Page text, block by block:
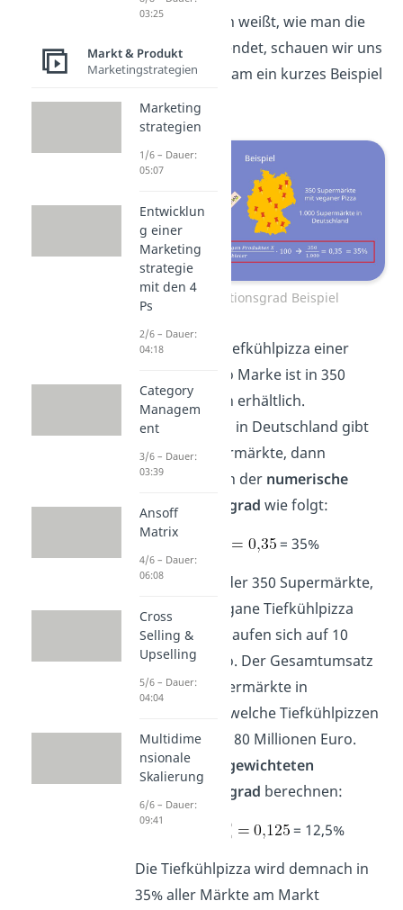
Damit du auch weißt, wie man die
Formeln anwendet, schauen wir uns
noch gemeinsam ein kurzes Beispiel
an.
Distributionsgrad Beispiel
Eine vegane Tiefkühlpizza einer
Deutschen Bio Marke ist in 350
Supermärkten erhältlich.
Angenommen in Deutschland gibt
es 1.000 Supermärkte, dann
berechnet sich der numerische
Distributionsgrad wie folgt:
= 35%
Die Umsätze der 350 Supermärkte,
welche die vegane Tiefkühlpizza
verkaufen, belaufen sich auf 10
Millionen Euro. Der Gesamtumsatz
der 1.000 Supermärkte in
Deutschland, welche Tiefkühlpizzen
verkaufen, sei 80 Millionen Euro.
Lass uns den
gewichteten
Distributionsgrad berechnen:
= 12,5%
Die Tiefkühlpizza wird demnach in
35% aller Märkte am Markt
03:25
Markt & Produkt
Marketingstrategien
Marketing
strategien
1/6 – Dauer:
05:07
Entwicklun
g einer
Marketing
strategie
mit den 4
Ps
2/6 – Dauer:
04:18
Category
Managem
ent
3/6 – Dauer:
03:39
Ansoff
Matrix
4/6 – Dauer:
06:08
Cross
Selling &
Upselling
5/6 – Dauer:
04:04
Multidime
nsionale
Skalierung
6/6 – Dauer:
09:41